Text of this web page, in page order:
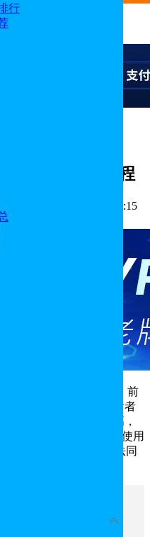
行
开发教程
布时间: 2026.02.18 17:16:15
开发的区别在于：前
整的WordPress环境；后者
服务器上，灵活性更高，
择。本文中将探讨如何使用
WordPress开发，此方法同
Antigravity。